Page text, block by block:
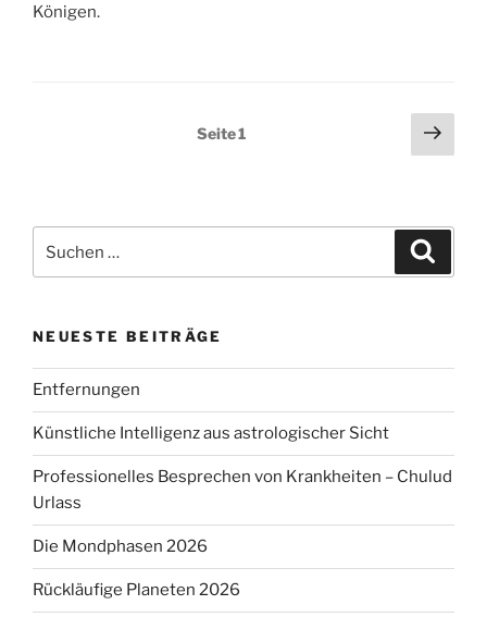
Königen.
Seitennummerierung
Seite1
nach:
NEUESTE BEITRÄGE
Entfernungen
Künstliche Intelligenz aus astrologischer Sicht
Professionelles Besprechen von Krankheiten – Chulud
Urlass
Die Mondphasen 2026
Rückläufige Planeten 2026